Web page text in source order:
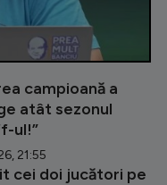
campioană a
atât sezonul
ul!”
21:55
cei doi jucători pe